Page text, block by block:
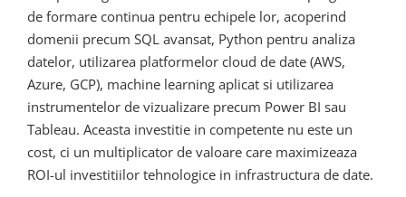
de formare continua pentru echipele lor, acoperind
domenii precum SQL avansat, Python pentru analiza
datelor, utilizarea platformelor cloud de date (AWS,
Azure, GCP), machine learning aplicat si utilizarea
instrumentelor de vizualizare precum Power BI sau
Tableau. Aceasta investitie in competente nu este un
cost, ci un multiplicator de valoare care maximizeaza
ROI-ul investitiilor tehnologice in infrastructura de date.